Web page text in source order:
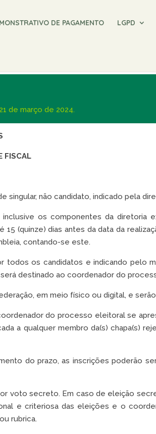
DE PAGAMENTO LGPD
de março de 2024.
FISCAL
não candidato, indicado pela
os componentes da diretoria
(quinze) dias antes da data da
contando-se este.
todos os candidatos e indicando
destinado ao coordenador do
em meio físico ou digital, e
do processo eleitoral se
a qualquer membro da(s) chapa(s)
do prazo, as inscrições poderão
voto secreto. Em caso de eleição
e criteriosa das eleições e o
rubrica.